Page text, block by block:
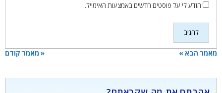
הודע לי על פוסטים חדשים באמצעות האימייל.
« מאמר קודם מאמר הבא »